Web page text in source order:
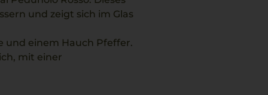
und zeigt sich im Glas
und einem Hauch Pfeffer.
mit einer